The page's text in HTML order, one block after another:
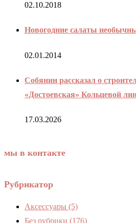
02.10.2018
Новогодние салаты
02.01.2014
Собянин рассказал о
«Достоевская» Кольцевой
17.03.2026
мы в контакте
Рубрикатор
Аксессуары (5)
Без рубрики (176)